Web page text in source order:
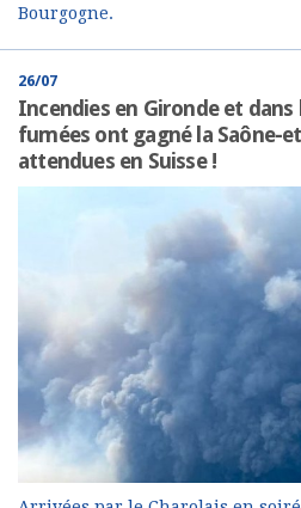
Bourgogne.
26/07
Incendies en Gironde et dans
fumées ont gagné la Saône-
attendues en Suisse !